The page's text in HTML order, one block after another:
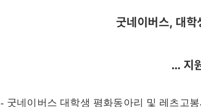
굿네이버스, 대
… 지
- 굿네이버스 대학생 평화동아리 및 레츠고